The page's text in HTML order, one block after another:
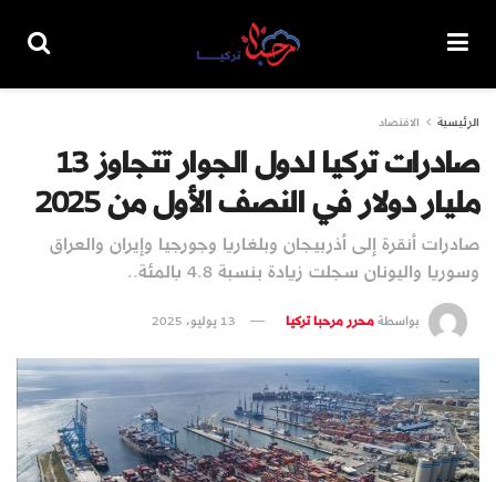
الرئيسية الاقتصاد
صادرات تركيا لدول الجوار تتجاوز 13
مليار دولار في النصف الأول من 2025
صادرات أنقرة إلى أذربيجان وبلغاريا وجورجيا وإيران والعراق
وسوريا واليونان سجلت زيادة بنسبة 4.8 بالمئة..
بواسطةمحرر مرحبا تركيا 13 يوليو، 2025